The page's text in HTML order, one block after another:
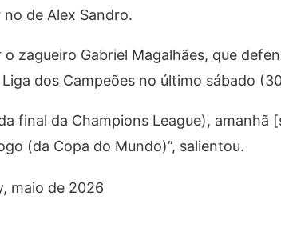
de Alex Sandro.
zagueiro Gabriel Magalhães, que
dos Campeões no último sábado
final da Champions League), amanhã
(da Copa do Mundo)”, salientou.